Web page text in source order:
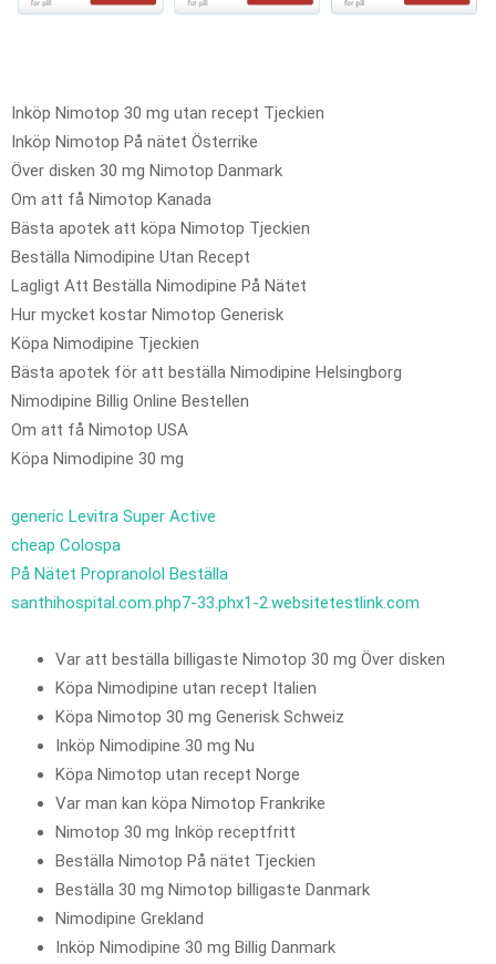
Inköp Nimotop 30 mg utan recept Tjeckien
Inköp Nimotop På nätet Österrike
Över disken 30 mg Nimotop Danmark
Om att få Nimotop Kanada
Bästa apotek att köpa Nimotop Tjeckien
Beställa Nimodipine Utan Recept
Lagligt Att Beställa Nimodipine På Nätet
Hur mycket kostar Nimotop Generisk
Köpa Nimodipine Tjeckien
Bästa apotek för att beställa Nimodipine Helsingborg
Nimodipine Billig Online Bestellen
Om att få Nimotop USA
Köpa Nimodipine 30 mg
generic Levitra Super Active
cheap Colospa
På Nätet Propranolol Beställa
santhihospital.com.php7-33.phx1-2.websitetestlink.com
Var att beställa billigaste Nimotop 30 mg Över disken
Köpa Nimodipine utan recept Italien
Köpa Nimotop 30 mg Generisk Schweiz
Inköp Nimodipine 30 mg Nu
Köpa Nimotop utan recept Norge
Var man kan köpa Nimotop Frankrike
Nimotop 30 mg Inköp receptfritt
Beställa Nimotop På nätet Tjeckien
Beställa 30 mg Nimotop billigaste Danmark
Nimodipine Grekland
Inköp Nimodipine 30 mg Billig Danmark